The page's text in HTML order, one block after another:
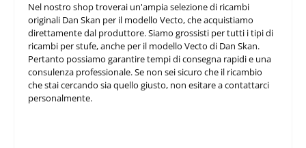
Nel nostro shop troverai un'ampia selezione di ricambi
originali Dan Skan per il modello Vecto, che acquistiamo
direttamente dal produttore. Siamo grossisti per tutti i tipi di
ricambi per stufe, anche per il modello Vecto di Dan Skan.
Pertanto possiamo garantire tempi di consegna rapidi e una
consulenza professionale. Se non sei sicuro che il ricambio
che stai cercando sia quello giusto, non esitare a contattarci
personalmente.